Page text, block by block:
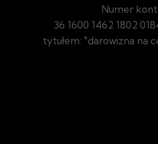
Numer
36 1600 1462 1802
tytułem: "darowizna na